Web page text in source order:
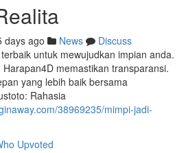
days ago News
Discuss
untuk mewujudkan impian anda.
memastikan transparansi.
yang lebih baik bersama
Rahasia
38969235/mimpi-jadi-
Upvoted